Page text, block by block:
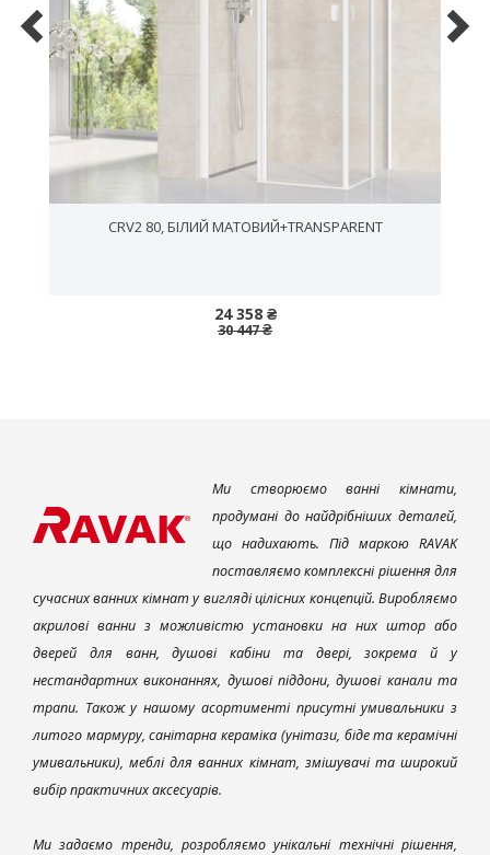
CRV2 80, БІЛИЙ МАТОВИЙ+TRANSPARENT
24 358 ₴
30 447 ₴
Ми створюємо ванні кімнати,
продумані до найдрібніших деталей,
що надихають. Під маркою RAVAK
поставляємо комплексні рішення для
сучасних ванних кімнат у вигляді цілісних концепцій. Виробляємо
акрилові ванни з можливістю установки на них штор або
дверей для ванн, душові кабіни та двері, зокрема й у
нестандартних виконаннях, душові піддони, душові канали та
трапи. Також у нашому асортименті присутні умивальники з
литого мармуру, санітарна кераміка (унітази, біде та керамічні
умивальники), меблі для ванних кімнат, змішувачі та широкий
вибір практичних аксесуарів.
Ми задаємо тренди, розробляємо унікальні технічні рішення,